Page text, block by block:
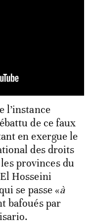
l’instance
de ce faux
en exergue le
des droits
provinces du
Hosseini
se passe «à
bafoués par